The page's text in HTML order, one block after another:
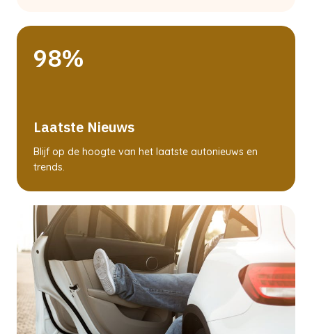
98%
Laatste Nieuws
Blijf op de hoogte van het laatste autonieuws en
trends.